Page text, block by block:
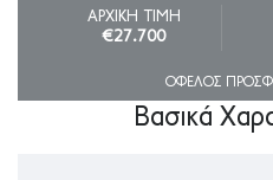
ΑΡΧΙΚΗ ΤΙΜΗ
€27.700
ΟΦΕΛΟΣ
Βασικά